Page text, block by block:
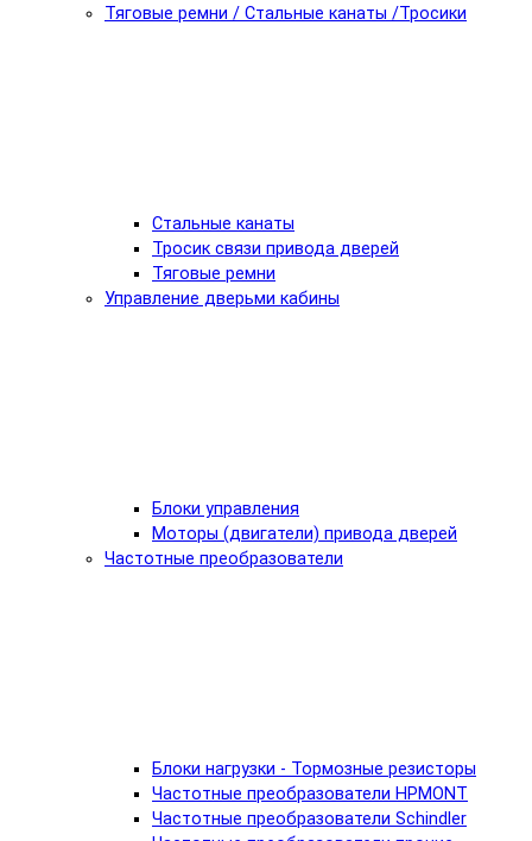
Тяговые ремни / Стальные канаты /Тросики
Стальные канаты
Тросик связи привода дверей
Тяговые ремни
Управление дверьми кабины
Блоки управления
Моторы (двигатели) привода дверей
Частотные преобразователи
Блоки нагрузки - Тормозные резисторы
Частотные преобразователи HPMONT
Частотные преобразователи Schindler